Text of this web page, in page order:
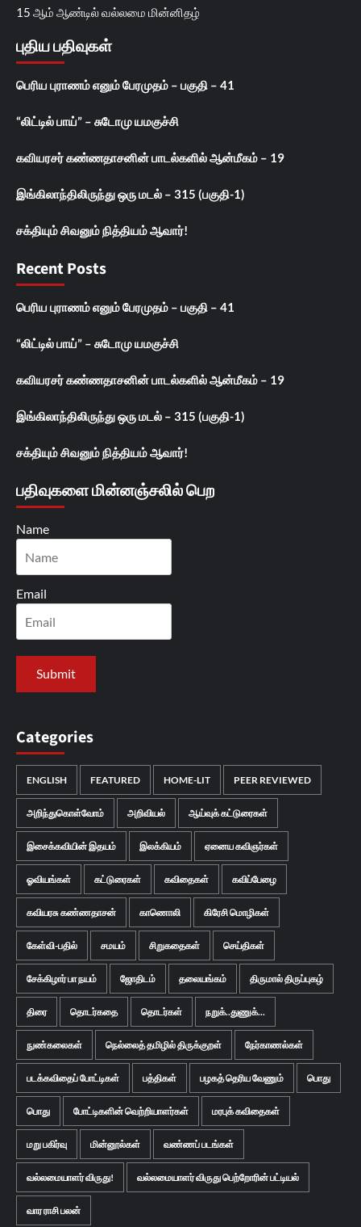
15 ஆம் ஆண்டில் வல்லமை மின்னிதழ்
புதிய பதிவுகள்
பெரிய புராணம் எனும் பேரமுதம் – பகுதி – 41
“லிட்டில் பாய்” – சுடோமு யமகுச்சி
கவியரசர் கண்ணதாசனின் பாடல்களில் ஆன்மீகம் – 19
இங்கிலாந்திலிருந்து ஒரு மடல் – 315 (பகுதி-1)
சக்தியும் சிவனும் நித்தியம் ஆவார்!
Recent Posts
பெரிய புராணம் எனும் பேரமுதம் – பகுதி – 41
“லிட்டில் பாய்” – சுடோமு யமகுச்சி
கவியரசர் கண்ணதாசனின் பாடல்களில் ஆன்மீகம் – 19
இங்கிலாந்திலிருந்து ஒரு மடல் – 315 (பகுதி-1)
சக்தியும் சிவனும் நித்தியம் ஆவார்!
பதிவுகளை மின்னஞ்சலில் பெற
Name
Email
Categories
ENGLISH FEATURED HOME-LIT PEER REVIEWED
அறிந்துகொள்வோம் அறிவியல் ஆய்வுக் கட்டுரைகள்
இசைக்கவியின் இதயம் இலக்கியம் ஏனைய கவிஞர்கள்
ஓவியங்கள் கட்டுரைகள் கவிதைகள் கவிப்பேழை
கவியரசு கண்ணதாசன் காணொலி கிரேசி மொழிகள்
கேள்வி-பதில் சமயம் சிறுகதைகள் செய்திகள்
சேக்கிழார் பா நயம் ஜோதிடம் தலையங்கம் திருமால் திருப்புகழ்
திரை தொடர்கதை தொடர்கள் நறுக்..துணுக்...
நுண்கலைகள் நெல்லைத் தமிழில் திருக்குறள் நேர்காணல்கள்
படக்கவிதைப் போட்டிகள் பத்திகள் பழகத் தெரிய வேணும் பொது
பொது போட்டிகளின் வெற்றியாளர்கள் மரபுக் கவிதைகள்
மறு பகிர்வு மின்னூல்கள் வண்ணப் படங்கள்
வல்லமையாளர் விருது! வல்லமையாளர் விருது பெற்றோரின் பட்டியல்
வார ராசி பலன்